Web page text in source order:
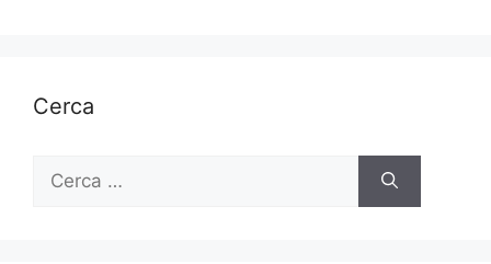
Cerca
per: